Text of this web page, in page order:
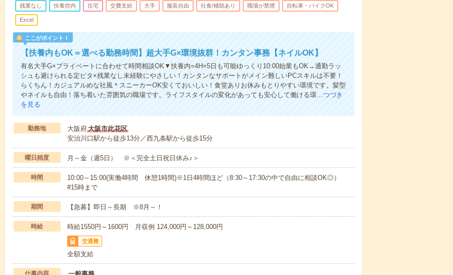
残業なし 扶養控内 住宅 交費支給 大手 服装自由 社食/補助あり 職場が禁煙 自転車・バイクOK
Excel
ここがポイント！
【扶養内もOK＝選べる勤務時間】超大手G×環境抜群！カンタン事務【ネイルOK】
有名大手G×プライベートに合わせて時間相談OK▼扶養内=4H×5日も可能ゆっくり10:00始業もOK→通勤ラッ
シュも避けられる定ピタ×残業なし未経験にやさしい！カンタンなサポートがメイン難しいPCスキルは不要！
らくちん！カジュアルめな社風＊スニーカーOK安くておいしい！食堂ありお休みもとりやすい環境です。髪型
やネイルも自由！落ち着いた雰囲気の職場です。ライフスタイルの変化があっても安心して働ける環…つづき
を見る
勤務地 大阪府大阪市此花区
安治川口駅から徒歩13分／西九条駅から徒歩15分
曜日頻度 月～金（週5日） ※＜完全土日祝日休み♪＞
時間
10:00～15:00(実働4時間 休憩1時間)※1日4時間ほど（8:30～17:30の中で自由に相談OK◎）
#15時まで
期間 【急募】即日～長期 ※8月～！
時給 時給1550円～1600円 月収例 124,000円～128,000円
交通費
全額支給
仕事内容